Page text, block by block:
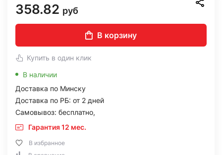
358.82 руб
В корзину
Купить в один клик
В наличии
Доставка по Минску
Доставка по РБ: от 2 дней
Самовывоз: бесплатно,
Гарантия 12 мес.
В избранное